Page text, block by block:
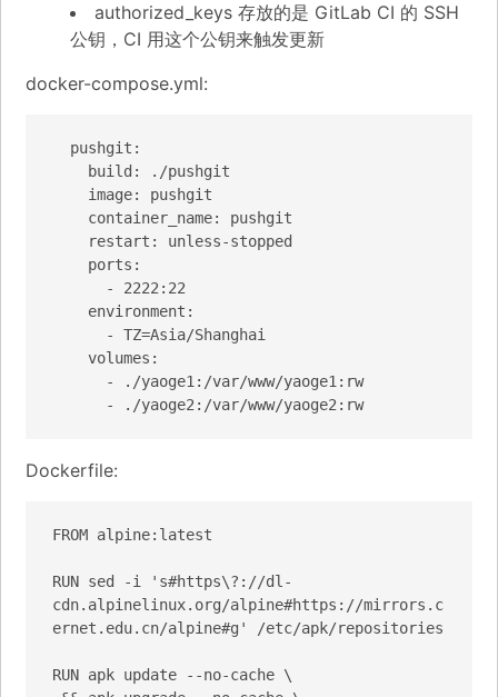
authorized_keys 存放的是 GitLab CI 的 SSH
公钥，CI 用这个公钥来触发更新
docker-compose.yml:
      - ./yaoge2:/var/www/yaoge2:rw
Dockerfile:
FROM alpine:latest
RUN sed -i 's#https\?://dl-
cdn.alpinelinux.org/alpine#https://mirrors.c
ernet.edu.cn/alpine#g' /etc/apk/repositories
RUN apk update --no-cache \